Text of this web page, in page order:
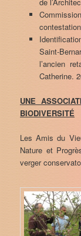
Saint-
l’ancien
Catherine.
UNE
BIODIVERSITÉ
Les Amis du
Nature et
verger